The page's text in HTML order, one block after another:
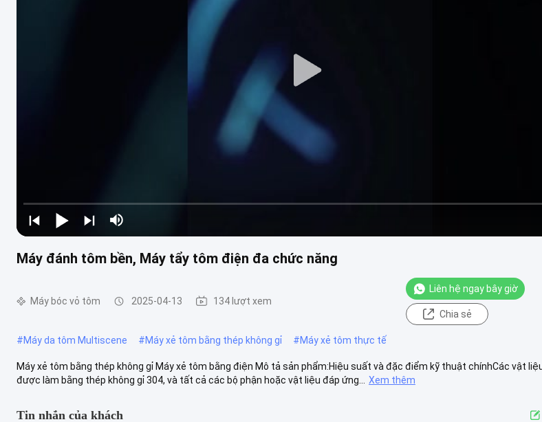
Máy đánh tôm bền, Máy tẩy tôm điện đa chức năng
Máy bóc vỏ tôm 2025-04-13 134 lượt xem
Liên hệ ngay bây giờ
Chia sẻ
#Máy da tôm Multiscene #Máy xẻ tôm bằng thép không gỉ #Máy xẻ tôm thực tế
Máy xẻ tôm bằng thép không gỉ Máy xẻ tôm bằng điện Mô tả sản phẩm:Hiệu suất và đặc điểm kỹ thuật chínhCác vật
được làm bằng thép không gỉ 304, và tất cả các bộ phận hoặc vật liệu đáp ứng...
Xem thêm
Tin nhắn của khách